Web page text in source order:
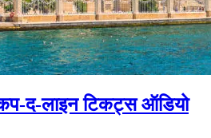
द-लाइन टिकट्स ऑडियो